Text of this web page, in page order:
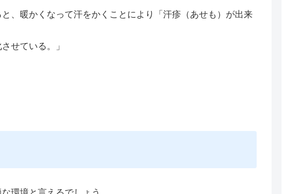
、暖かくなって汗をかくことにより「汗疹（あせも）が出来
せている。」